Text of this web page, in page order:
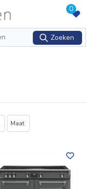
0
Zoeken
Maat